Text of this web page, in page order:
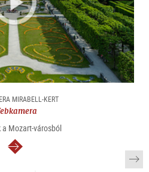
MIRABELL-KERT
a Mozart-városból
Tovább